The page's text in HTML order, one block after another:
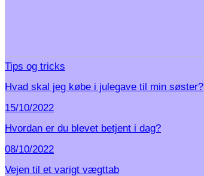
Tips og tricks
Hvad skal jeg købe i julegave til min søster?
15/10/2022
Hvordan er du blevet betjent i dag?
08/10/2022
Vejen til et varigt vægttab